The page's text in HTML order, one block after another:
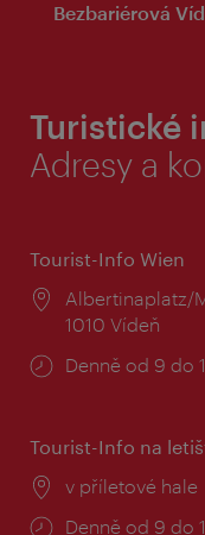
Bezbariérová
Turistické
Adresy a
Tourist-Info Wien
Místo:
Albertinaplatz/
1010 Vídeň
Provozní
Denně od 9 do
Tourist-Info na
Místo:
v příletové hale
Provozní
Denně od 9 do